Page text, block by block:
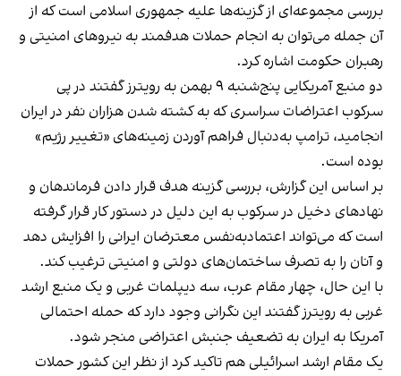
بررسی مجموعه‌ای از گزینه‌ها علیه جمهوری اسلامی است که از
آن جمله می‌توان به انجام حملات هدفمند به نیروهای امنیتی و
رهبران حکومت اشاره کرد.
دو منبع آمریکایی پنج‌شنبه ۹ بهمن به رویترز گفتند در پی
سرکوب اعتراضات سراسری که به کشته شدن هزاران نفر در ایران
انجامید، ترامپ به‌دنبال فراهم آوردن زمینه‌های «تغییر رژیم»
بوده است.
بر اساس این گزارش، بررسی گزینه هدف قرار دادن فرماندهان و
نهادهای دخیل در سرکوب به این دلیل در دستور کار قرار گرفته
است که می‌تواند اعتمادبه‌نفس معترضان ایرانی را افزایش دهد
و آنان را به تصرف ساختمان‌های دولتی و امنیتی ترغیب کند.
با این حال، چهار مقام عرب، سه دیپلمات غربی و یک منبع ارشد
غربی به رویترز گفتند این نگرانی وجود دارد که حمله احتمالی
آمریکا به ایران به تضعیف جنبش اعتراضی منجر شود.
یک مقام ارشد اسرائیلی هم تاکید کرد از نظر این کشور حملات